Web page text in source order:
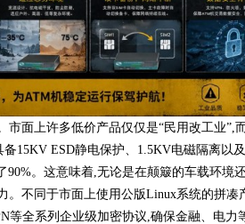
市面上许多低价产品仅仅是“民用改工业
15KV ESD静电保护、1.5KV电磁隔离以
90%。这意味着,无论是在颠簸的车载环境
。不同于市面上使用公版Linux系统的拼
等全系列企业级加密协议,确保金融、电